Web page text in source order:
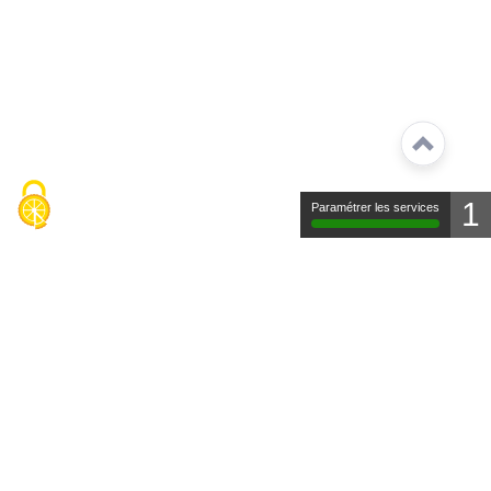
Paramétrer les services 1